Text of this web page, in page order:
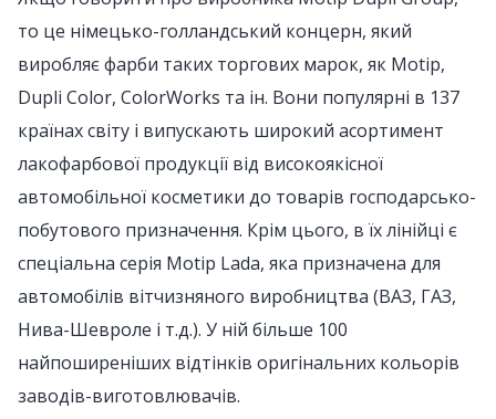
то це німецько-голландський концерн, який
виробляє фарби таких торгових марок, як Motip,
Dupli Color, ColorWorks та ін. Вони популярні в 137
країнах світу і випускають широкий асортимент
лакофарбової продукції від високоякісної
автомобільної косметики до товарів господарсько-
побутового призначення. Крім цього, в їх лінійці є
спеціальна серія Motip Lada, яка призначена для
автомобілів вітчизняного виробництва (ВАЗ, ГАЗ,
Нива-Шевроле і т.д.). У ній більше 100
найпоширеніших відтінків оригінальних кольорів
заводів-виготовлювачів.